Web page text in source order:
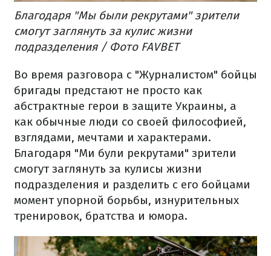
Благодаря "Мы были рекрутами" зрители
смогут заглянуть за кулис жизни
подразделения / Фото FAVBET
Во время разговора с "Журналистом" бойцы
бригады предстают не просто как
абстрактные герои в защите Украины, а
как обычные люди со своей философией,
взглядами, мечтами и характерами.
Благодаря "Ми були рекрутами" зрители
смогут заглянуть за кулисы жизни
подразделения и разделить с его бойцами
момент упорной борьбы, изнурительных
тренировок, братства и юмора.